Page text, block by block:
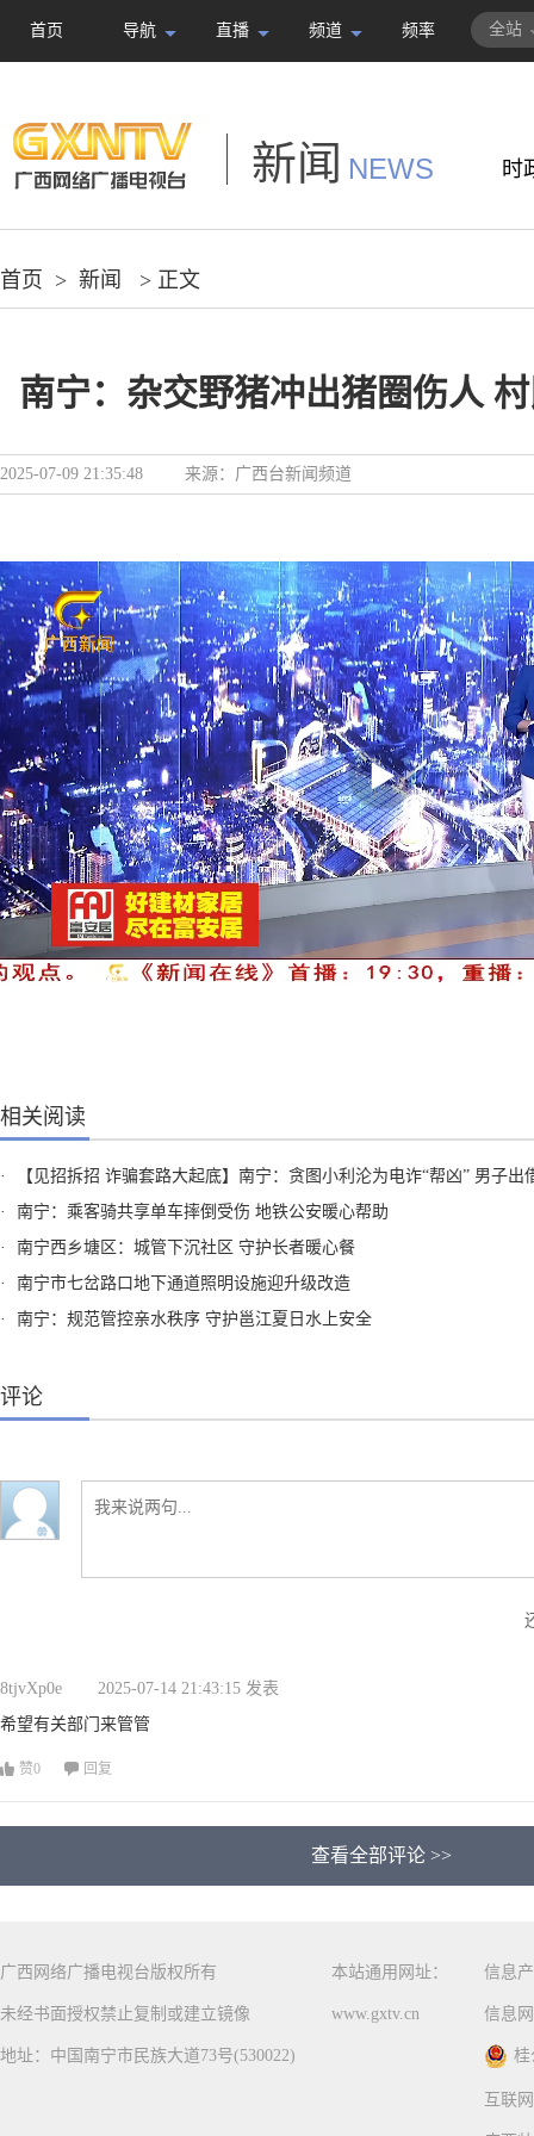
首页 导航 直播 频道 频率 全站
新闻 NEWS 时
首页 > 新闻 > 正文
南宁：杂交野猪冲出猪圈伤人
2025-07-09 21:35:48 来源： 广西台新闻频道
相关阅读
·
【见招拆招 诈骗套路大起底】南宁：贪图小利沦为电诈“帮凶” 男子出借“两卡”获刑
·
南宁：乘客骑共享单车摔倒受伤 地铁公安暖心帮助
·
南宁西乡塘区：城管下沉社区 守护长者暖心餐
·
南宁市七岔路口地下通道照明设施迎升级改造
·
南宁：规范管控亲水秩序 守护邕江夏日水上安全
评论
8tjvXp0e
2025-07-14 21:43:15 发表
希望有关部门来管管
赞0 回复
查看全部评论 >>
广西网络广播电视台版权所有
未经书面授权禁止复制或建立镜像
地址：中国南宁市民族大道73号(530022)
本站通用网址：
www.gxtv.cn
信息
信息
桂
互联